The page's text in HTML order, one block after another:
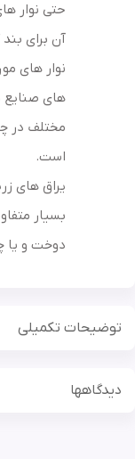
حتی نوار
آن برای
نوار های
های
مختلف در
است.
یراق های
بسیار
دوخت و یا
توضیحات تکمیلی
دیدگاهها